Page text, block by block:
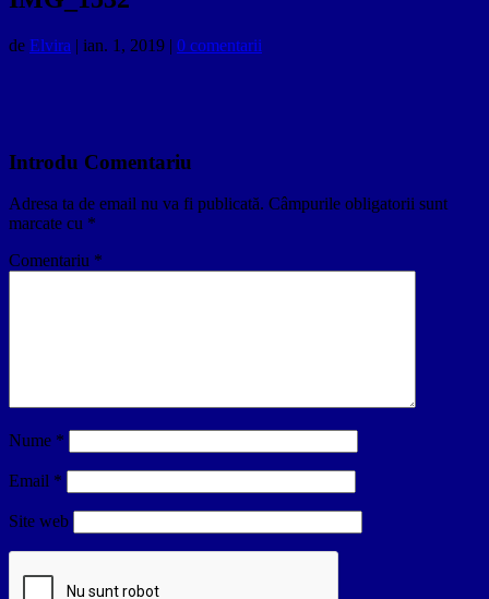
de Elvira | ian. 1, 2019 | 0 comentarii
Introdu Comentariu
Adresa ta de email nu va fi publicată. Câmpurile obligatorii sunt
marcate cu *
Comentariu *
Nume *
Email *
Site web